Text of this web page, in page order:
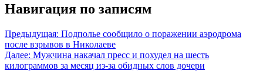
Навигация по записям
Предыдущая: Подполье сообщило о поражении аэродрома
после взрывов в Николаеве
Далее: Мужчина накачал пресс и похудел на шесть
килограммов за месяц из-за обидных слов дочери